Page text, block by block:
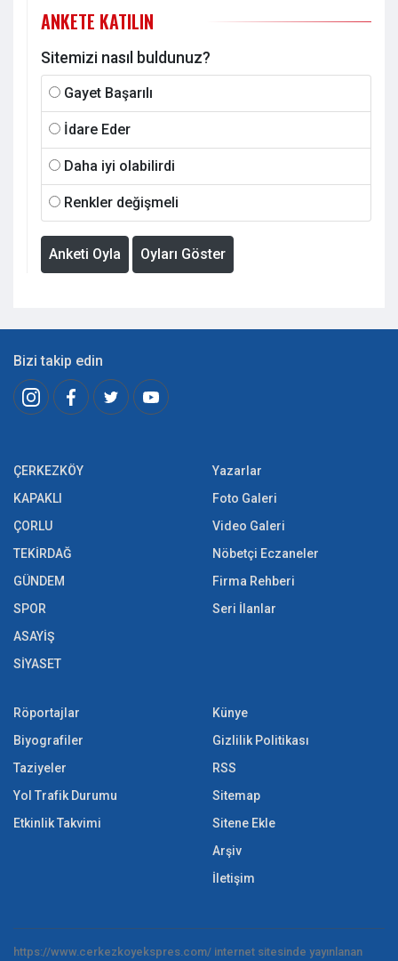
ANKETE KATILIN
Sitemizi nasıl buldunuz?
Gayet Başarılı
İdare Eder
Daha iyi olabilirdi
Renkler değişmeli
Anketi Oyla Oyları Göster
Bizi takip edin
ÇERKEZKÖY
KAPAKLI
ÇORLU
TEKİRDAĞ
GÜNDEM
SPOR
ASAYİŞ
SİYASET
Yazarlar
Foto Galeri
Video Galeri
Nöbetçi Eczaneler
Firma Rehberi
Seri İlanlar
Röportajlar
Biyografiler
Taziyeler
Yol Trafik Durumu
Etkinlik Takvimi
Künye
Gizlilik Politikası
RSS
Sitemap
Sitene Ekle
Arşiv
İletişim
https://www.cerkezkoyekspres.com/ internet sitesinde yayınlanan